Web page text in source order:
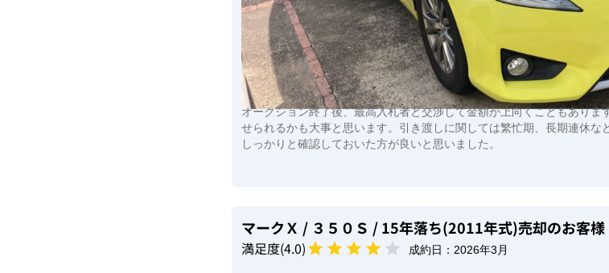
オークション終了後、最高入札者と交渉して金額が上向くこともあり
せられるかも大事と思います。引き渡しに関しては繁忙期、長期連休な
しっかりと確認しておいた方が良いと思いました。
マークＸ / ３５０Ｓ / 15年落ち(2011年式)売却のお客様
満足度(4.0) 成約日： 2026年3月